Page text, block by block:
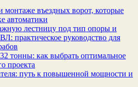
въездных ворот, которые
автоматики
лестницу под тип опоры и
практическое руководство для
тонны: как выбрать оптимальное
проекта
путь к повышенной мощности и